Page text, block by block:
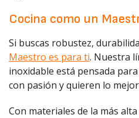
Cocina como un
Si buscas robustez,
Maestro es para ti. Nuestra
inoxidable está pensada
con pasión y quieren lo
Con materiales de la más